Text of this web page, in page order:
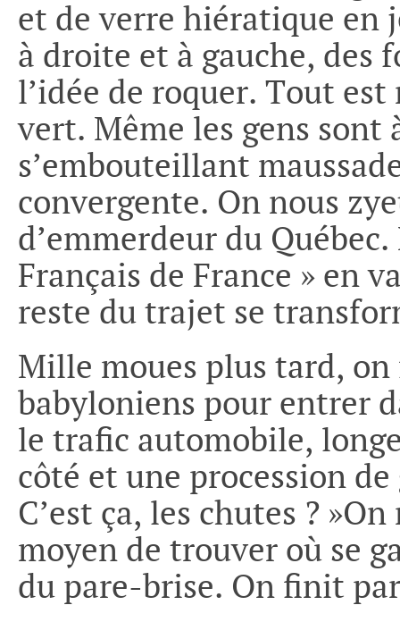
et de verre hiératique en
à droite et à gauche, des
l’idée de roquer. Tout
vert. Même les gens sont
s’embouteillant
convergente. On nous
d’emmerdeur du
Français de France » en
reste du trajet se
Mille moues plus tard,
babyloniens pour entrer
le trafic automobile,
côté et une procession
C’est ça, les chutes ?
moyen de trouver où se
du pare-brise. On finit